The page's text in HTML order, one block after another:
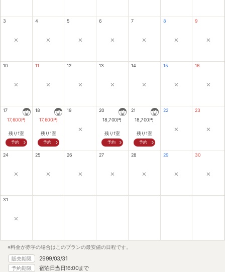
3
×
4
×
5
×
6
×
7
×
8
×
9
×
10
×
11
×
12
×
13
×
14
×
15
×
16
×
17
17,600円
残り1室
予約
18
17,600円
残り1室
予約
19
×
20
18,700円
残り1室
予約
21
18,700円
残り1室
予約
22
×
23
×
24
×
25
×
26
×
27
×
28
×
29
×
30
×
31
×
※料金が赤字の場合はこのプランの最安値の日程です。
販売期限
2999/03/31
予約期限 宿泊日当日16:00まで